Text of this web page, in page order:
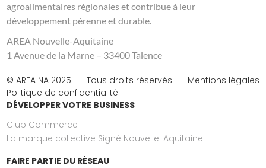
agroalimentaires régionales et contribue à leur
développement pérenne et durable.
AREA Nouvelle-Aquitaine
1 Avenue de la Marne – 33400 Talence
© AREA NA 2025 Tous droits réservés
Mentions légales
Politique de confidentialité
DÉVELOPPER VOTRE BUSINESS
Club Commerce
La marque collective Signé Nouvelle-Aquitaine
FAIRE PARTIE DU RÉSEAU